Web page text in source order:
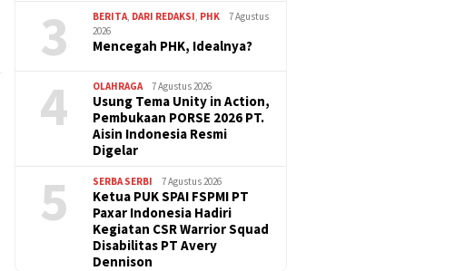
3 BERITA DARI REDAKSI PHK
7 Agustus
2026
Mencegah PHK, Idealnya?
4 OLAHRAGA 7 Agustus 2026
Usung Tema Unity in Action,
Pembukaan PORSE 2026 PT.
Aisin Indonesia Resmi
Digelar
5 SERBA SERBI 7 Agustus 2026
Ketua PUK SPAI FSPMI PT
Paxar Indonesia Hadiri
Kegiatan CSR Warrior Squad
Disabilitas PT Avery
Dennison